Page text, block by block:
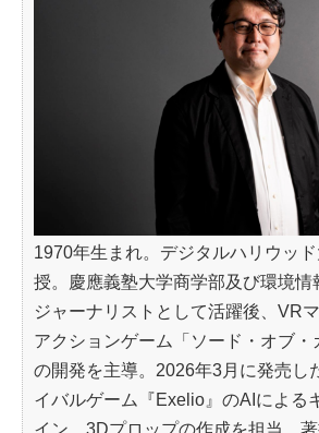
1970年生まれ。デジタルハリウッ
授。慶應義塾大学商学部及び環境情
ジャーナリストとして活躍後、VR
アクションゲーム「ソード・オブ・
の開発を主導。2026年3月に発売し
イバルゲーム『Exelio』のAIによる
イン、3Dプロップの作成を担当。